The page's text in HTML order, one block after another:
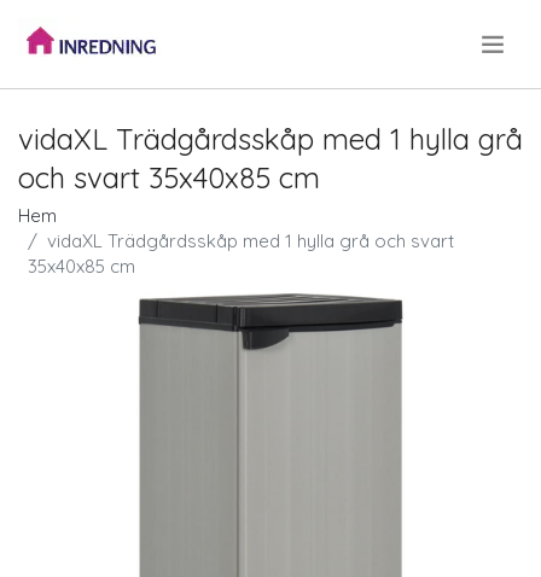
vidaXL Trädgårdsskåp med 1 hylla grå
och svart 35x40x85 cm
Hem
vidaXL Trädgårdsskåp med 1 hylla grå och svart
35x40x85 cm